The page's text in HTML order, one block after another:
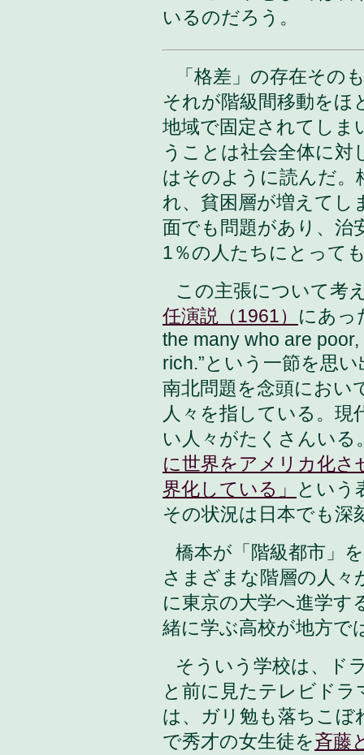
いるのだろう。
「格差」の存在その
それが階級間移動をほ
地域で固定されてしま
うことは社会全体に対
はそのように読んだ。
れ、貧困層が増えてし
面でも問題があり、治
1％の人たちにとって
この主張について考
任演説（1961） にあっ
the many who are
rich.”という一節を思
南北問題を念頭におい
人々を指している。
い人々がたくさんいる
に世界をアメリカ化
界化している」
という
その状況は日本でも深
橋本が「階級都市」
さまざまな階層の人々
に東京の大学へ進学す
緒に学ぶ高校が地方で
そういう学校は、ド
と前に見たテレビド
は、ガリ勉も落ちこぼ
で秀才の女生徒を斉藤